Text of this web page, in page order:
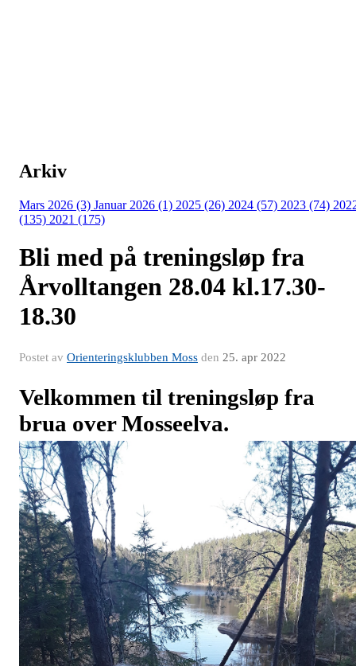
Arkiv
Mars 2026 (3) Januar 2026 (1) 2025 (26) 2024 (57) 2023 (74)
(135) 2021 (175)
Bli med på treningsløp fra
Årvolltangen 28.04 kl.17.30-
18.30
Postet av Orienteringsklubben Moss den 25. apr 2022
Velkommen til treningsløp fra
brua over Mosseelva.